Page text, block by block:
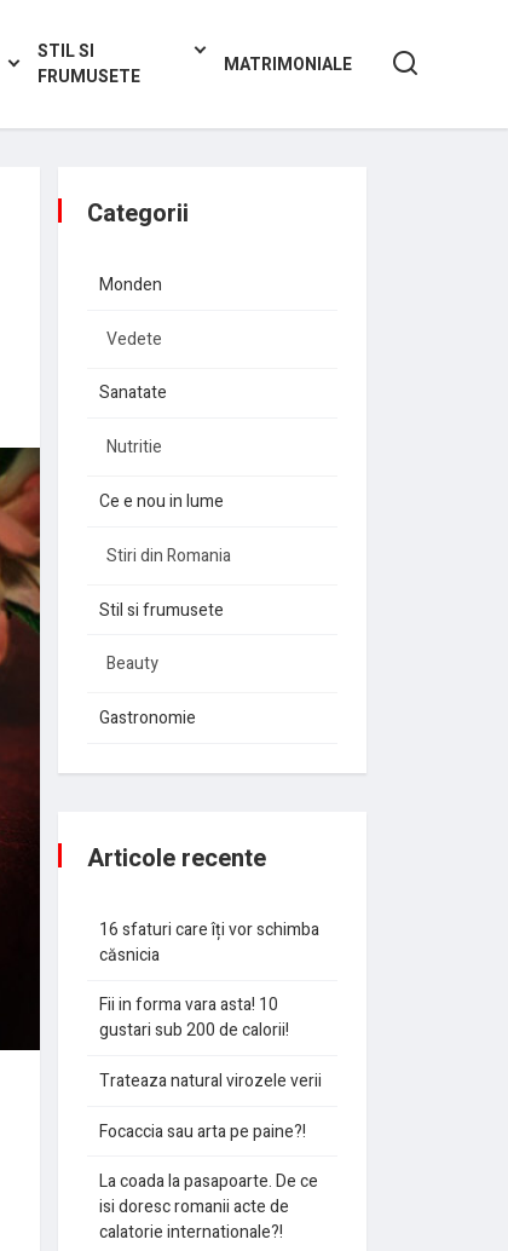
STIL SI
FRUMUSETE
MATRIMONIALE
Categorii
Monden
Vedete
Sanatate
Nutritie
Ce e nou in lume
Stiri din Romania
Stil si frumusete
Beauty
Gastronomie
Articole recente
16 sfaturi care îți vor schimba
căsnicia
Fii in forma vara asta! 10
gustari sub 200 de calorii!
Trateaza natural virozele verii
Focaccia sau arta pe paine?!
La coada la pasapoarte. De ce
isi doresc romanii acte de
calatorie internationale?!